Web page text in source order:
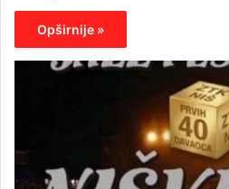
Opširnije »